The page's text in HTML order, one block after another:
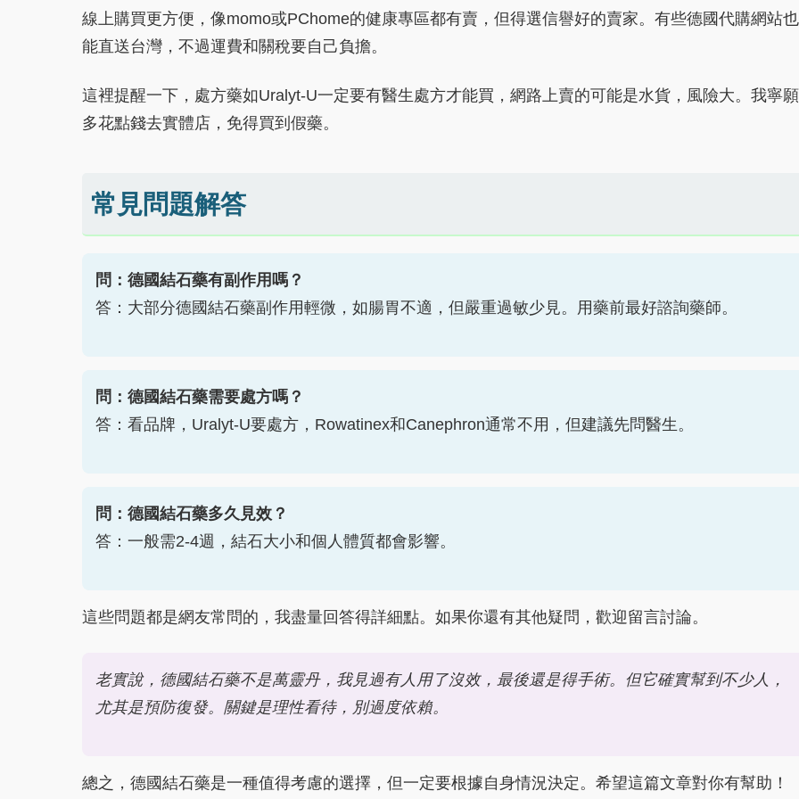
線上購買更方便，像momo或PChome的健康專區都有賣，但得選信譽好的賣家。有些德國代購網站也
能直送台灣，不過運費和關稅要自己負擔。
這裡提醒一下，處方藥如Uralyt-U一定要有醫生處方才能買，網路上賣的可能是水貨，風險大。我寧願
多花點錢去實體店，免得買到假藥。
常見問題解答
問：德國結石藥有副作用嗎？
答：大部分德國結石藥副作用輕微，如腸胃不適，但嚴重過敏少見。用藥前最好諮詢藥師。
問：德國結石藥需要處方嗎？
答：看品牌，Uralyt-U要處方，Rowatinex和Canephron通常不用，但建議先問醫生。
問：德國結石藥多久見效？
答：一般需2-4週，結石大小和個人體質都會影響。
這些問題都是網友常問的，我盡量回答得詳細點。如果你還有其他疑問，歡迎留言討論。
老實說，德國結石藥不是萬靈丹，我見過有人用了沒效，最後還是得手術。但它確實幫到不少人，
尤其是預防復發。關鍵是理性看待，別過度依賴。
總之，德國結石藥是一種值得考慮的選擇，但一定要根據自身情況決定。希望這篇文章對你有幫助！